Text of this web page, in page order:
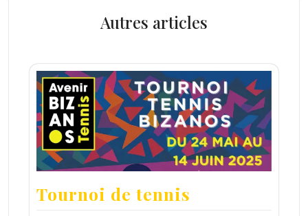
Autres articles
Tournoi de tennis